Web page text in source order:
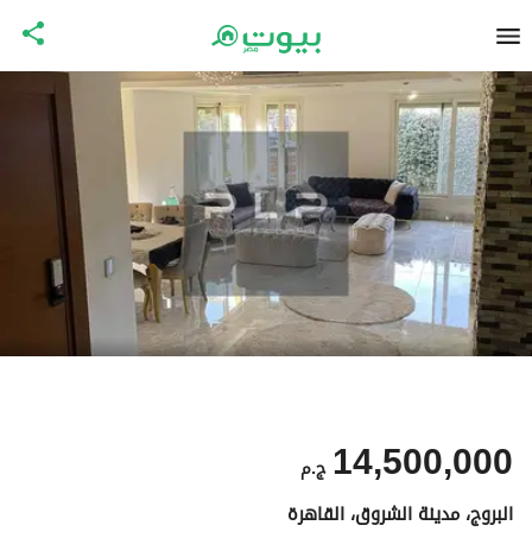
ج.م 14,500,000
البروج، مدينة الشروق، القاهرة